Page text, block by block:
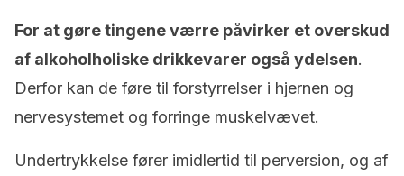
For at gøre tingene værre påvirker et overskud
af alkoholholiske drikkevarer også ydelsen.
Derfor kan de føre til forstyrrelser i hjernen og
nervesystemet og forringe muskelvævet.
Undertrykkelse fører imidlertid til perversion, og af